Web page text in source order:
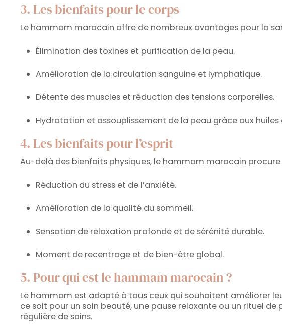
3. Les bienfaits pour le corps
Le hammam marocain offre de nombreux avantages pour la
Élimination des toxines et purification de la peau.
Amélioration de la circulation sanguine et lymphatique.
Détente des muscles et réduction des tensions corporelles.
Hydratation et assouplissement de la peau grâce aux
4. Les bienfaits pour l’esprit
Au-delà des bienfaits physiques, le hammam marocain
Réduction du stress et de l’anxiété.
Amélioration de la qualité du sommeil.
Sensation de relaxation profonde et de sérénité durable.
Moment de recentrage et de bien-être global.
5. Pour qui est le hammam marocain ?
Le hammam est adapté à tous ceux qui souhaitent améliorer
ce soit pour un soin beauté, une pause relaxante ou un rituel
régulière de soins.